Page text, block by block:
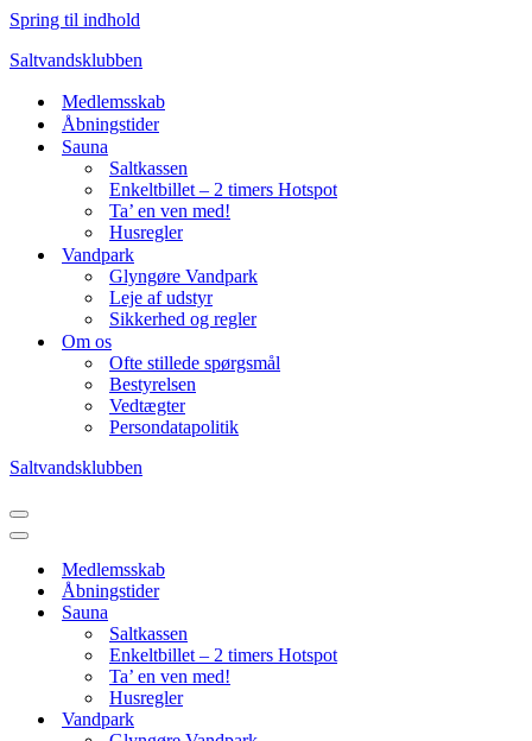
Spring til indhold
Saltvandsklubben
Medlemsskab
Åbningstider
Sauna
Saltkassen
Enkeltbillet – 2 timers Hotspot
Ta’ en ven med!
Husregler
Vandpark
Glyngøre Vandpark
Leje af udstyr
Sikkerhed og regler
Om os
Ofte stillede spørgsmål
Bestyrelsen
Vedtægter
Persondatapolitik
Saltvandsklubben
Navigation
menu
Navigation
Medlemsskab
Åbningstider
Sauna
Saltkassen
Enkeltbillet – 2 timers Hotspot
Ta’ en ven med!
Husregler
Vandpark